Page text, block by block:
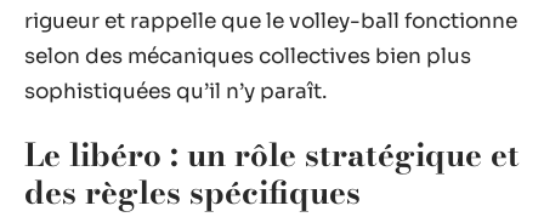
rigueur et rappelle que le volley-ball fonctionne
selon des mécaniques collectives bien plus
sophistiquées qu’il n’y paraît.
Le libéro : un rôle stratégique et
des règles spécifiques